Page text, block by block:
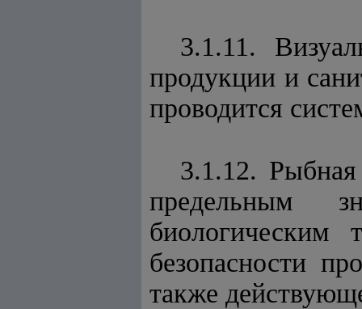
3.1.11.
продукции и
проводится
3.1.12.
предельным
биологическим
безопасности
также